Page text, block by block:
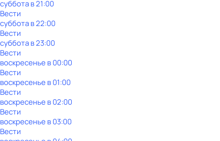
субботав21:00
Вести
субботав22:00
Вести
субботав23:00
Вести
воскресенье в00:00
Вести
воскресенье в01:00
Вести
воскресенье в02:00
Вести
воскресенье в03:00
Вести